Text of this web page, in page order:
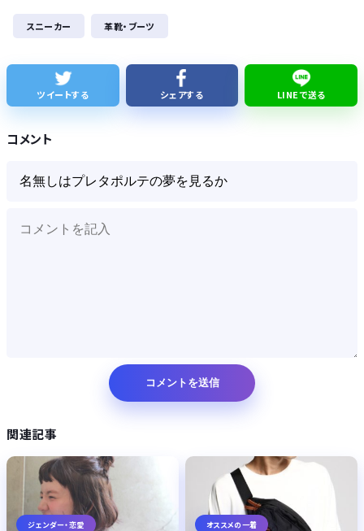
【画像】日産が社運をかけて発売するSUVｗｗｗｗｗｗｗ
Powered by livedoor 相互RSS
スニーカー 革靴・ブーツ
ツイートする シェアする LINEで送る
コメント
関連記事
ジェンダー・恋愛 オススメの一着